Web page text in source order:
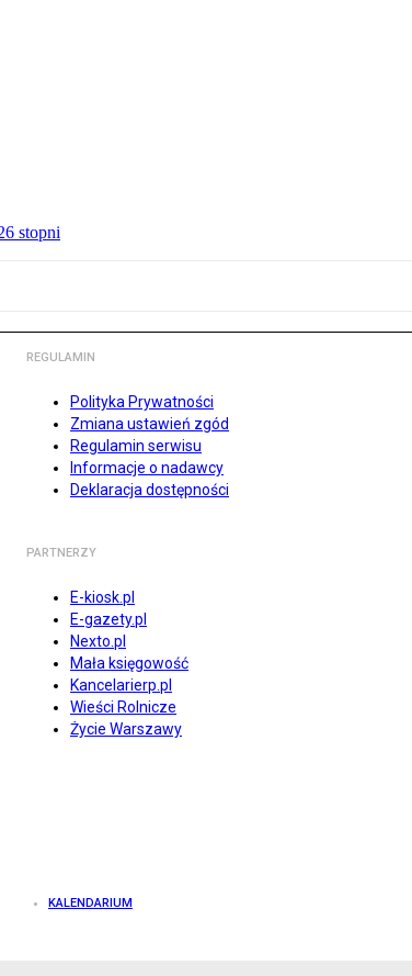
stopni
REGULAMIN
Polityka Prywatności
Zmiana ustawień zgód
Regulamin serwisu
Informacje o nadawcy
Deklaracja dostępności
PARTNERZY
E-kiosk.pl
E-gazety.pl
Nexto.pl
Mała księgowość
Kancelarierp.pl
Wieści Rolnicze
Życie Warszawy
KALENDARIUM